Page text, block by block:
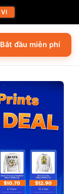
VI
Bắt đầu miễn phí